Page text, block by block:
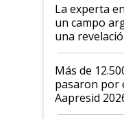
La experta
un campo
una
impresionó
Más de
pasaron por
Aapresid
demostrar